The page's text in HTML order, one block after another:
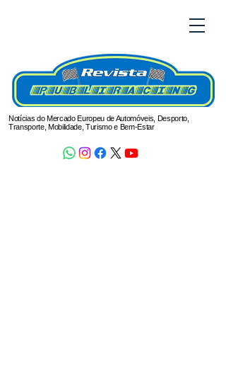
Notícias do Mercado Europeu de Automóveis, Desporto,
Transporte, Mobilidade, Turismo e Bem-Estar